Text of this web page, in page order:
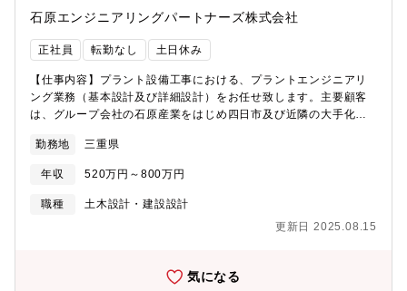
た。工場の自家発設備の計画、設計、建設、保守、操業に関わる
全てのサービスを提供しております。◇経験と実績が買われ、三
重県下の建設業では10年以上連続で完工高トップクラスです。◇
テナンスや新設の安定した売上が約70％となっています。また四
日市（本社）近辺の化学系コンビナートからの民間工事の売上が
約30％です。安定した売上基盤と、売上拡大に向けた新規受注へ
のバランスがよく、安定的に事業を拡大してきました。
石原エンジニアリングパートナーズ株式会社
正社員 転勤なし 土日休み
【仕事内容】プラント設備工事における、プラントエンジニアリ
ング業務（基本設計及び詳細設計）をお任せ致します。主要顧客
は、グループ会社の石原産業をはじめ四日市及び近隣の大手化学
器の能力計算等）・各種強度計算（熱応力解析、耐震設計を含
む）・各種仕様書作成（機器及び配管部品）・各種基準書作成・
機器プロット及び配管アレンジなどの空間設計デザイン・P&ID検
討及び配管設計・詳細図の作成〇見積・積算・工事物量の算出、
ズのヒアリング・顧客、他部門及び協力会社との調整業務・業務
す。【仕事の特徴】◇長期スパンの仕事が多く、建設後もメンテ
ナンスの受注が安定的にあります。高純度シリコン／東ソー／三
勤務地 三重県
年収 520万円～800万円
職種
土木設計・建設設計
更新日 2025.08.15
気になる